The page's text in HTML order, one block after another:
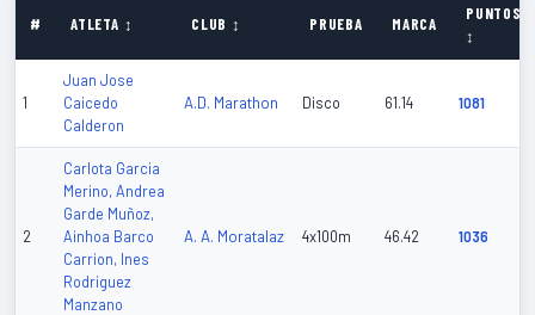
# ATLETA ↕ CLUB ↕ PRUEBA MARCA
PUNTOS
↕
1
Juan Jose
Caicedo
Calderon
A.D. Marathon Disco 61.14 1081
2
Carlota Garcia
Merino, Andrea
Garde Muñoz,
Ainhoa Barco
Carrion, Ines
Rodriguez
Manzano
A. A. Moratalaz 4x100m 46.42 1036